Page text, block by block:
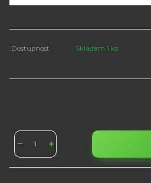
Dostupnost Skladem 1 ks